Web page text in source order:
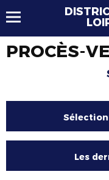
PROCÈS-
Les